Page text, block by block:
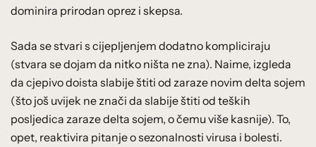
dominira prirodan oprez i skepsa.
Sada se stvari s cijepljenjem dodatno kompliciraju
(stvara se dojam da nitko ništa ne zna). Naime, izgleda
da cjepivo doista slabije štiti od zaraze novim delta sojem
(što još uvijek ne znači da slabije štiti od teških
posljedica zaraze delta sojem, o čemu više kasnije). To,
opet, reaktivira pitanje o sezonalnosti virusa i bolesti.